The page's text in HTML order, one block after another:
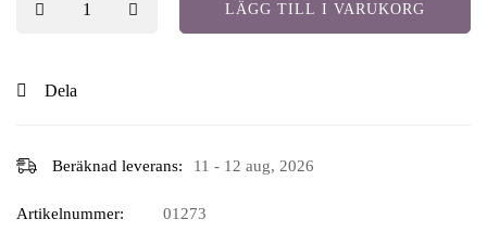
LÄGG TILL I VARUKORG
Dela
Beräknad leverans: 11 - 12 aug, 2026
Artikelnummer: 01273